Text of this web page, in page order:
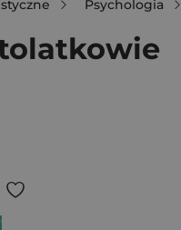
Psychologia